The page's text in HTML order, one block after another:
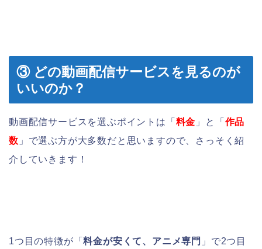
③ どの動画配信サービスを見るのが
いいのか？
動画配信サービスを選ぶポイントは「 料金 」と「 作品
数 」で選ぶ方が大多数だと思いますので、さっそく紹
介していきます！
1つ目の特徴が「料金が安くて、アニメ専門 」で2つ目